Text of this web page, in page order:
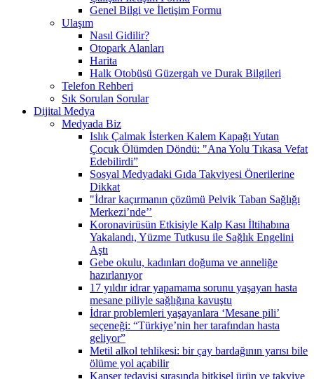
Genel Bilgi ve İletişim Formu
Ulaşım
Nasıl Gidilir?
Otopark Alanları
Harita
Halk Otobüsü Güzergah ve Durak Bilgileri
Telefon Rehberi
Sık Sorulan Sorular
Dijital Medya
Medyada Biz
Islık Çalmak İsterken Kalem Kapağı Yutan
Çocuk Ölümden Döndü: "Ana Yolu Tıkasa Vefat
Edebilirdi”
Sosyal Medyadaki Gıda Takviyesi Önerilerine
Dikkat
"İdrar kaçırmanın çözümü Pelvik Taban Sağlığı
Merkezi’nde’’
Koronavirüsün Etkisiyle Kalp Kası İltihabına
Yakalandı, Yüzme Tutkusu ile Sağlık Engelini
Aştı
Gebe okulu, kadınları doğuma ve anneliğe
hazırlanıyor
17 yıldır idrar yapamama sorunu yaşayan hasta
mesane piliyle sağlığına kavuştu
İdrar problemleri yaşayanlara ‘Mesane pili’
seçeneği: “Türkiye’nin her tarafından hasta
geliyor”
Metil alkol tehlikesi: bir çay bardağının yarısı bile
ölüme yol açabilir
Kanser tedavisi sırasında bitkisel ürün ve takviye